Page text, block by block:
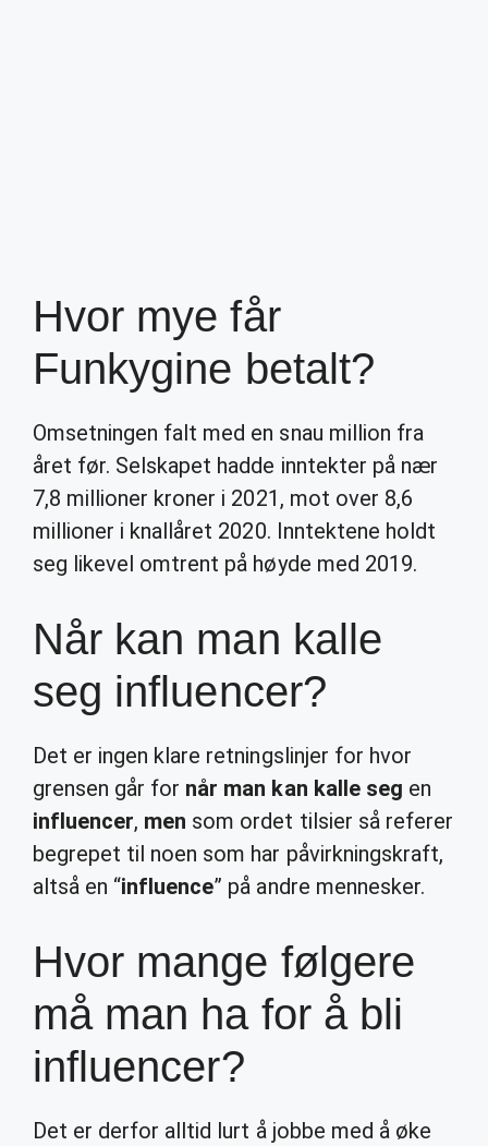
Hvor mye får
Funkygine betalt?
Omsetningen falt med en snau million fra
året før. Selskapet hadde inntekter på nær
7,8 millioner kroner i 2021, mot over 8,6
millioner i knallåret 2020. Inntektene holdt
seg likevel omtrent på høyde med 2019.
Når kan man kalle
seg influencer?
Det er ingen klare retningslinjer for hvor
grensen går for når man kan kalle seg en
influencer, men som ordet tilsier så referer
begrepet til noen som har påvirkningskraft,
altså en “influence” på andre mennesker.
Hvor mange følgere
må man ha for å bli
influencer?
Det er derfor alltid lurt å jobbe med å øke